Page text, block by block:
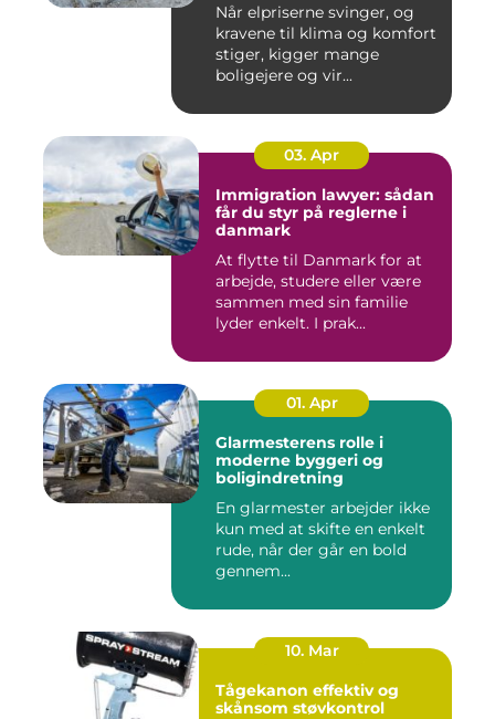
Når elpriserne svinger, og
kravene til klima og komfort
stiger, kigger mange
boligejere og vir...
03. Apr
Immigration lawyer: sådan
får du styr på reglerne i
danmark
At flytte til Danmark for at
arbejde, studere eller være
sammen med sin familie
lyder enkelt. I prak...
01. Apr
Glarmesterens rolle i
moderne byggeri og
boligindretning
En glarmester arbejder ikke
kun med at skifte en enkelt
rude, når der går en bold
gennem...
10. Mar
Tågekanon effektiv og
skånsom støvkontrol